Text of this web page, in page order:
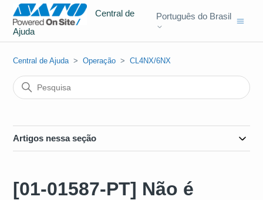
Central de
Ajuda
Português do Brasil
Central de Ajuda Operação CL4NX/6NX
Artigos nessa seção
[01-01587-PT] Não é